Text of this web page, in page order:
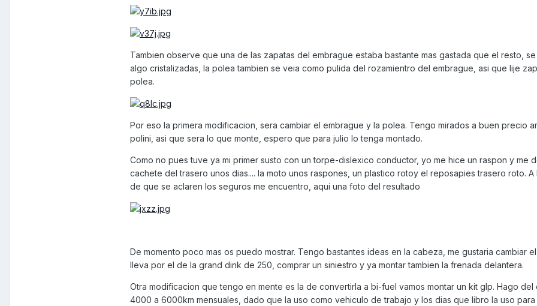
Tambien observe que una de las zapatas del embrague estaba bastante mas gastada que el resto,
algo cristalizadas, la polea tambien se veia como pulida del rozamientro del embrague, asi que lije
polea.
Por eso la primera modificacion, sera cambiar el embrague y la polea. Tengo mirados a buen precio
polini, asi que sera lo que monte, espero que para julio lo tenga montado.
Como no pues tuve ya mi primer susto con un torpe-dislexico conductor, yo me hice un raspon y me
cachete del trasero unos dias.... la moto unos raspones, un plastico rotoy el reposapies trasero roto. A
de que se aclaren los seguros me encuentro, aqui una foto del resultado
De momento poco mas os puedo mostrar. Tengo bastantes ideas en la cabeza, me gustaria cambiar
lleva por el de la grand dink de 250, comprar un siniestro y ya montar tambien la frenada delantera.
Otra modificacion que tengo en mente es la de convertirla a bi-fuel vamos montar un kit glp. Hago del
4000 a 6000km mensuales, dado que la uso como vehiculo de trabajo y los dias que libro la uso para